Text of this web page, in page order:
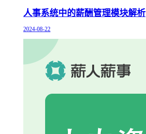
人事系统中的薪酬管理模块解析
2024-08-22